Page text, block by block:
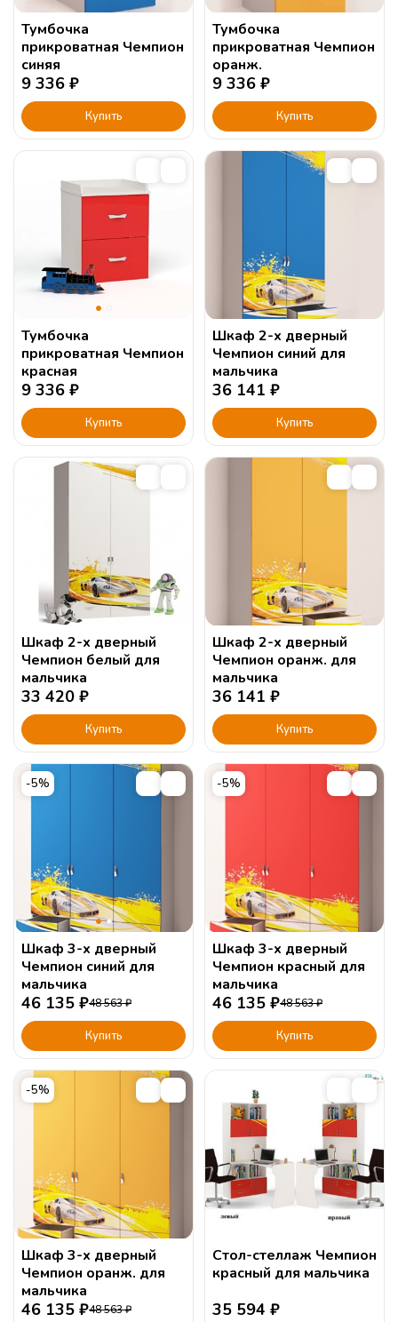
Тумбочка
прикроватная Чемпион
синяя
9 336 ₽
Купить
Тумбочка
прикроватная Чемпион
оранж.
9 336 ₽
Купить
Тумбочка
прикроватная Чемпион
красная
9 336 ₽
Купить
Шкаф 2-х дверный
Чемпион синий для
мальчика
36 141 ₽
Купить
Шкаф 2-х дверный
Чемпион белый для
мальчика
33 420 ₽
Купить
Шкаф 2-х дверный
Чемпион оранж. для
мальчика
36 141 ₽
Купить
-5%
Шкаф 3-х дверный
Чемпион синий для
мальчика
46 135 ₽48 563₽
Купить
-5%
Шкаф 3-х дверный
Чемпион красный для
мальчика
46 135 ₽48 563₽
Купить
-5%
Шкаф 3-х дверный
Чемпион оранж. для
мальчика
46 135 ₽48 563₽
Стол-стеллаж Чемпион
красный для мальчика
35 594 ₽